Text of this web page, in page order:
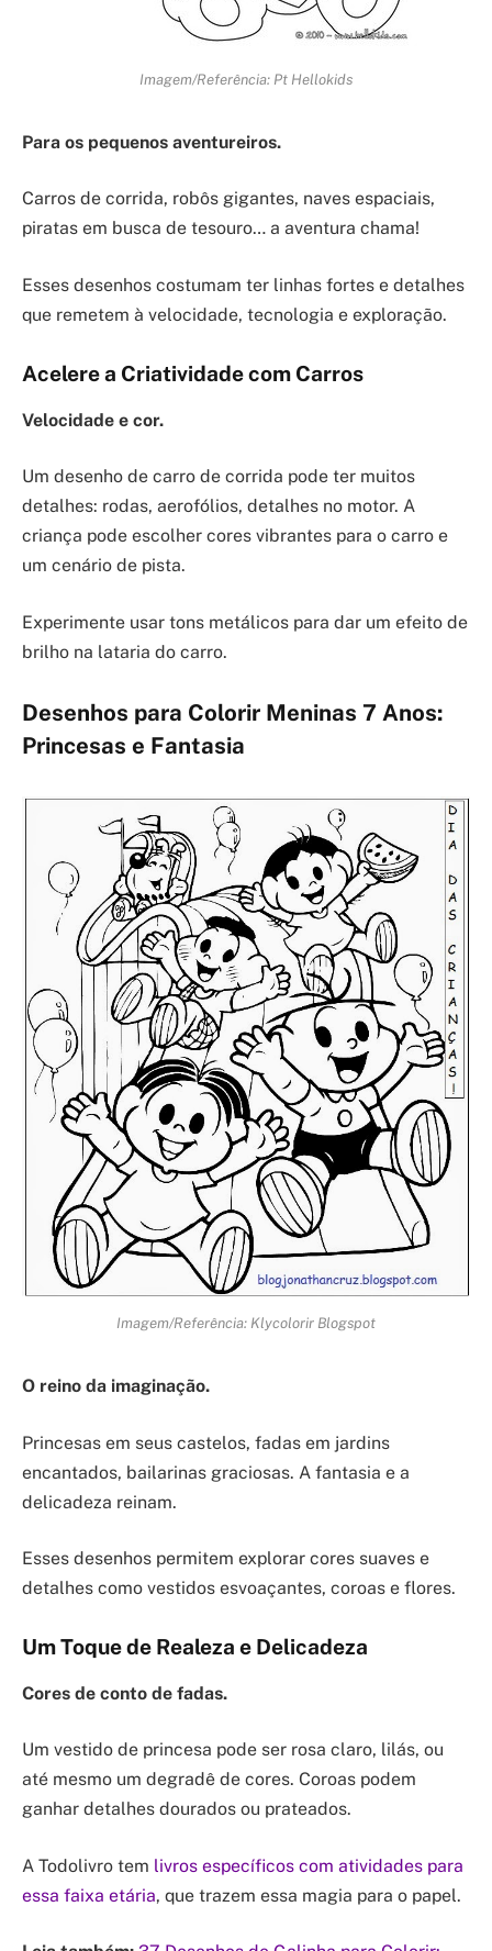
Imagem/Referência: Pt Hellokids
Para os pequenos aventureiros.
Carros de corrida, robôs gigantes, naves espaciais,
piratas em busca de tesouro… a aventura chama!
Esses desenhos costumam ter linhas fortes e detalhes
que remetem à velocidade, tecnologia e exploração.
Acelere a Criatividade com Carros
Velocidade e cor.
Um desenho de carro de corrida pode ter muitos
detalhes: rodas, aerofólios, detalhes no motor. A
criança pode escolher cores vibrantes para o carro e
um cenário de pista.
Experimente usar tons metálicos para dar um efeito de
brilho na lataria do carro.
Desenhos para Colorir Meninas 7 Anos:
Princesas e Fantasia
Imagem/Referência: Klycolorir Blogspot
O reino da imaginação.
Princesas em seus castelos, fadas em jardins
encantados, bailarinas graciosas. A fantasia e a
delicadeza reinam.
Esses desenhos permitem explorar cores suaves e
detalhes como vestidos esvoaçantes, coroas e flores.
Um Toque de Realeza e Delicadeza
Cores de conto de fadas.
Um vestido de princesa pode ser rosa claro, lilás, ou
até mesmo um degradê de cores. Coroas podem
ganhar detalhes dourados ou prateados.
A Todolivro tem livros específicos com atividades para
essa faixa etária, que trazem essa magia para o papel.